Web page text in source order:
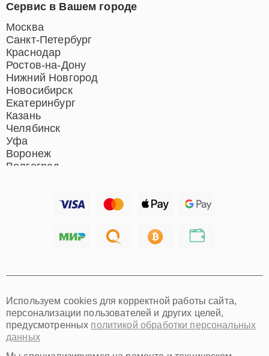
Сервис в Вашем городе
Москва
Санкт-Петербург
Краснодар
Ростов-на-Дону
Нижний Новгород
Новосибирск
Екатеринбург
Казань
Челябинск
Уфа
Воронеж
Волгоград
Хабаровск
Омск
Красноярск
Пермь
Ульяновск
Используем cookies для корректной работы сайта,
персонализации пользователей и других целей,
предусмотренных политикой обработки персональных
данных